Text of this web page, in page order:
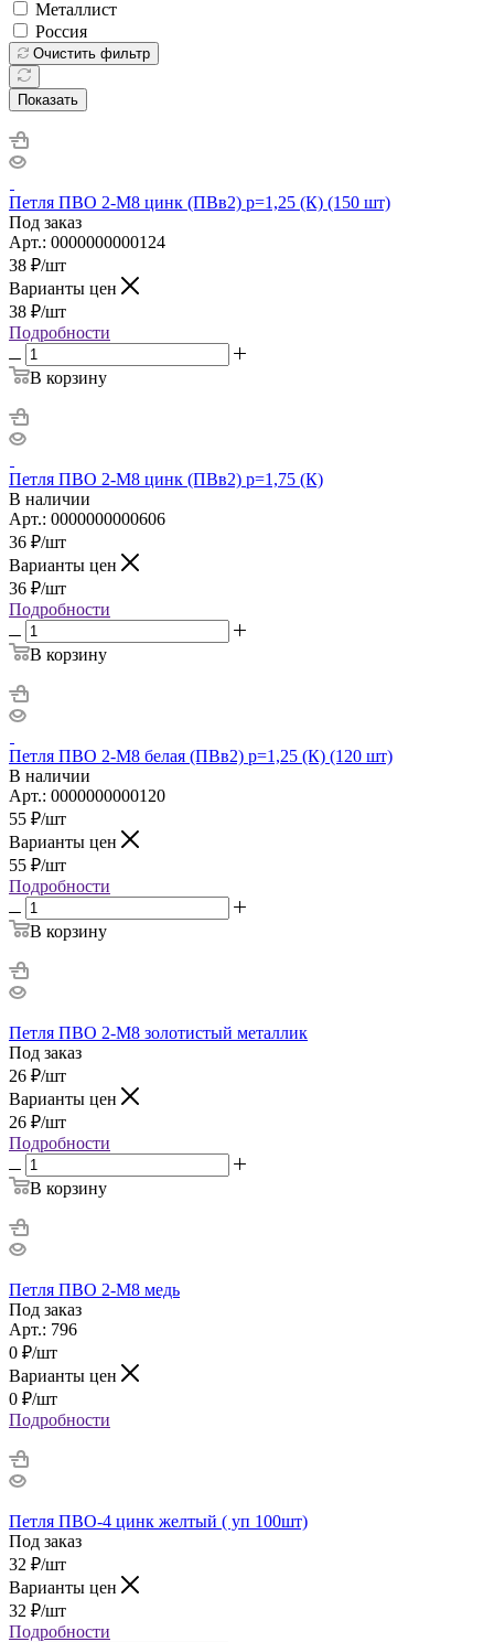
Металлист
Россия
Очистить фильтр
Показать
Петля ПВО 2-М8 цинк (ПВв2) р=1,25 (К) (150 шт)
Под заказ
Арт.: 0000000000124
38 ₽/шт
Варианты цен
38 ₽/шт
Подробности
В корзину
Петля ПВО 2-М8 цинк (ПВв2) р=1,75 (К)
В наличии
Арт.: 0000000000606
36 ₽/шт
Варианты цен
36 ₽/шт
Подробности
В корзину
Петля ПВО 2-М8 белая (ПВв2) р=1,25 (К) (120 шт)
В наличии
Арт.: 0000000000120
55 ₽/шт
Варианты цен
55 ₽/шт
Подробности
В корзину
Петля ПВО 2-М8 золотистый металлик
Под заказ
26 ₽/шт
Варианты цен
26 ₽/шт
Подробности
В корзину
Петля ПВО 2-М8 медь
Под заказ
Арт.: 796
0 ₽/шт
Варианты цен
0 ₽/шт
Подробности
Петля ПВО-4 цинк желтый ( уп 100шт)
Под заказ
32 ₽/шт
Варианты цен
32 ₽/шт
Подробности